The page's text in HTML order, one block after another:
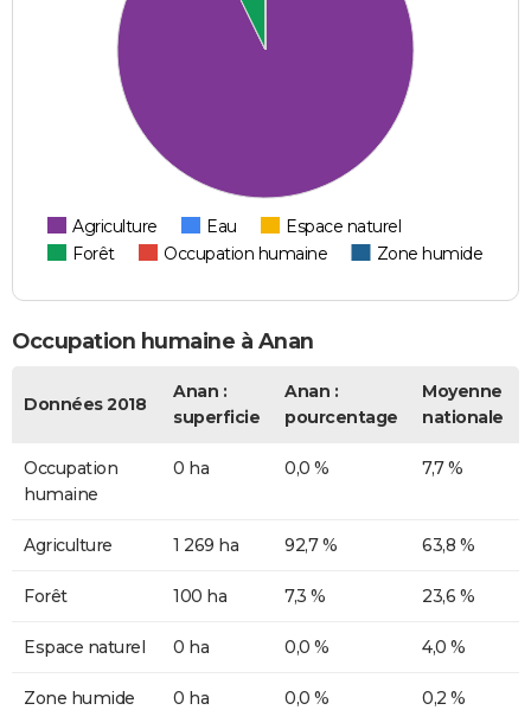
Agriculture Eau
Espace naturel
Forêt
Occupation humaine Zone humide
Occupation humaine à Anan
Données 2018
Anan :
superficie
Anan :
pourcentage
Moyenne
nationale
Occupation
humaine
0 ha 0,0 % 7,7 %
Agriculture 1 269 ha 92,7 % 63,8 %
Forêt 100 ha 7,3 % 23,6 %
Espace naturel 0 ha 0,0 % 4,0 %
Zone humide 0 ha 0,0 % 0,2 %